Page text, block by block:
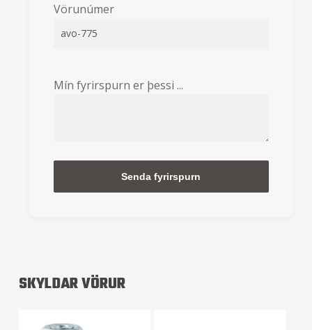
Vörunúmer
Mín fyrirspurn er þessi ...
SKYLDAR VÖRUR